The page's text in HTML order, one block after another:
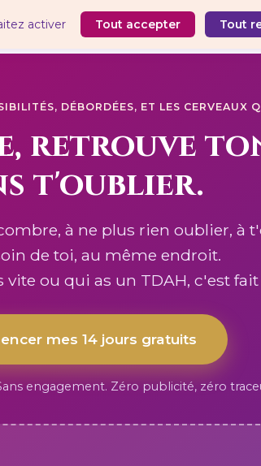
activer Tout accepter Tout
DÉBORDÉES, ET LES CERVEAUX
retrouve
t'oublier.
à ne plus rien oublier, à
de toi, au même endroit.
ou qui as un TDAH, c'est
mes 14 jours gratuits
engagement. Zéro publicité, zéro